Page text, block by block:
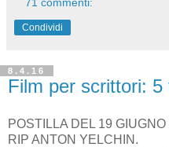
Condividi
8.4.16
Film per scrittori: 5
POSTILLA DEL 19 GIUGNO
RIP ANTON YELCHIN.